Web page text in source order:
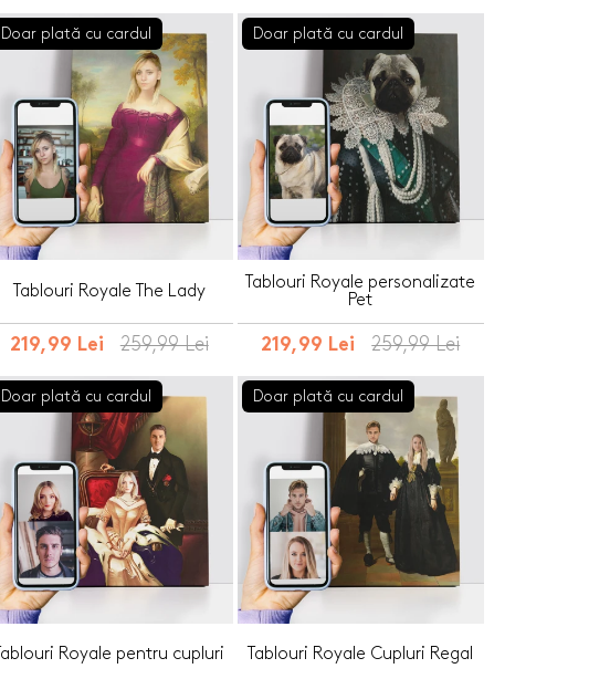
Doar plată cu cardul
Tablouri Royale The Lady
219,99 Lei 259,99 Lei
Doar plată cu cardul
Tablouri Royale personalizate
Pet
219,99 Lei 259,99 Lei
Doar plată cu cardul
Tablouri Royale pentru cupluri
Doar plată cu cardul
Tablouri Royale Cupluri Regal